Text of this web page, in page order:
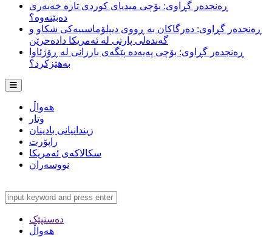
ڕەنجدەر گڕاوی: بۆچی میدیای کوردی تازە خەبەری
دەبێتەوە؟
ڕەنجدەر گڕاوی: دەرگاکان بە ڕووی دیپلۆماسییەکی شکاو و
گەندەلی پارتی لە ئەمریکا دادەخرێن
ڕەنجدەر گڕاوی: بۆچی پەیەدە پێگەی بارزانی لە ڕۆژئاوا
بەهێزکرد؟
هەواڵ
وتار
زیندانیانی بادینان
راپۆرت
سکالاکەی ئەمریکا
نووسەران
دەستپێک
هەواڵ